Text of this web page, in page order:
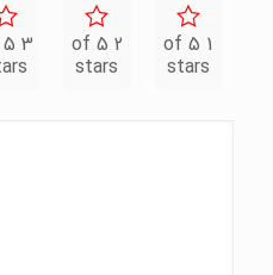
1 of 5
stars
2 of 5
stars
5